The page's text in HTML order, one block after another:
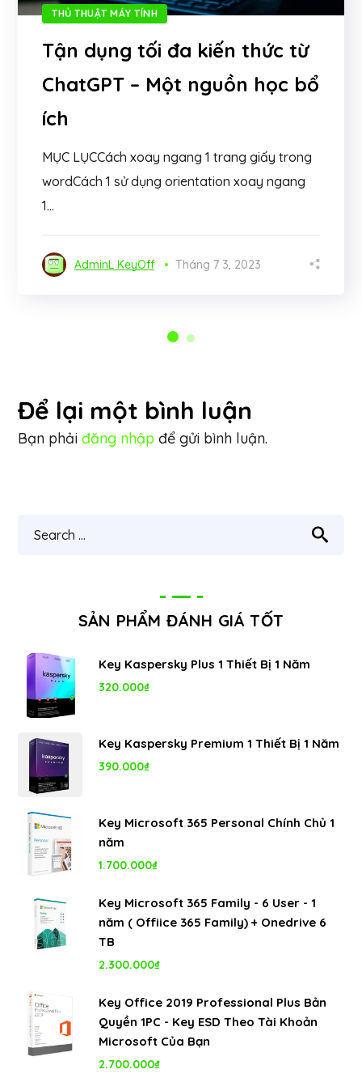
THỦ THUẬT MÁY TÍNH
Tận dụng tối đa kiến thức từ
ChatGPT – Một nguồn học bổ
ích
MỤC LỤCCách xoay ngang 1 trang giấy trong
wordCách 1 sử dụng orientation xoay ngang
1...
AdminL KeyOff Tháng 7 3, 2023
Để lại một bình luận
Bạn phảiđăng nhập để gửi bình luận.
SẢN PHẨM ĐÁNH GIÁ TỐT
Key Kaspersky Plus 1 Thiết Bị 1 Năm
320.000₫
Key Kaspersky Premium 1 Thiết Bị 1 Năm
390.000₫
Key Microsoft 365 Personal Chính Chủ 1
năm
1.700.000₫
Key Microsoft 365 Family - 6 User - 1
năm ( Offiice 365 Family) + Onedrive 6
TB
2.300.000₫
Key Office 2019 Professional Plus Bản
Quyền 1PC - Key ESD Theo Tài Khoản
Microsoft Của Bạn
2.700.000₫